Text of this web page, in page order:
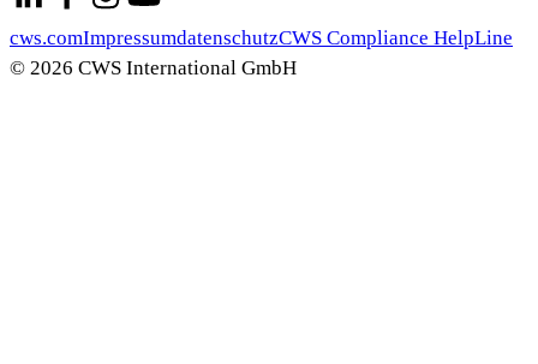
cws.comImpressumdatenschutzCWS Compliance HelpLine
© 2026 CWS International GmbH